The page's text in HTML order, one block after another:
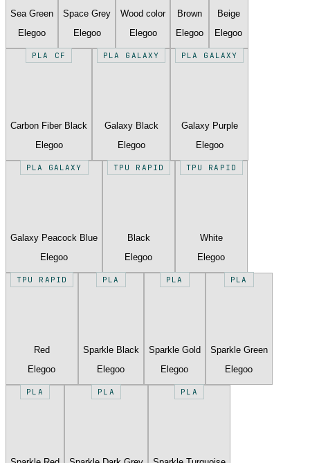
Sea Green
Elegoo
Space Grey
Elegoo
Wood color
Elegoo
Brown
Elegoo
Beige
Elegoo
PLA CF
Carbon Fiber Black
Elegoo
PLA GALAXY
Galaxy Black
Elegoo
PLA GALAXY
Galaxy Purple
Elegoo
PLA GALAXY
Galaxy Peacock Blue
Elegoo
TPU RAPID
Black
Elegoo
TPU RAPID
White
Elegoo
TPU RAPID
Red
Elegoo
PLA
Sparkle Black
Elegoo
PLA
Sparkle Gold
Elegoo
PLA
Sparkle Green
Elegoo
PLA PLA PLA